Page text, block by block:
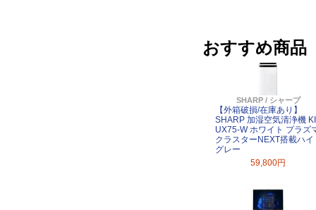
おすすめ商品
SHARP / シャープ
【外箱破損/在庫あり】
SHARP 加湿空気清浄機
UX75-W ホワイト プラズ
クラスターNEXT搭載ハイ
グレー
59,800円